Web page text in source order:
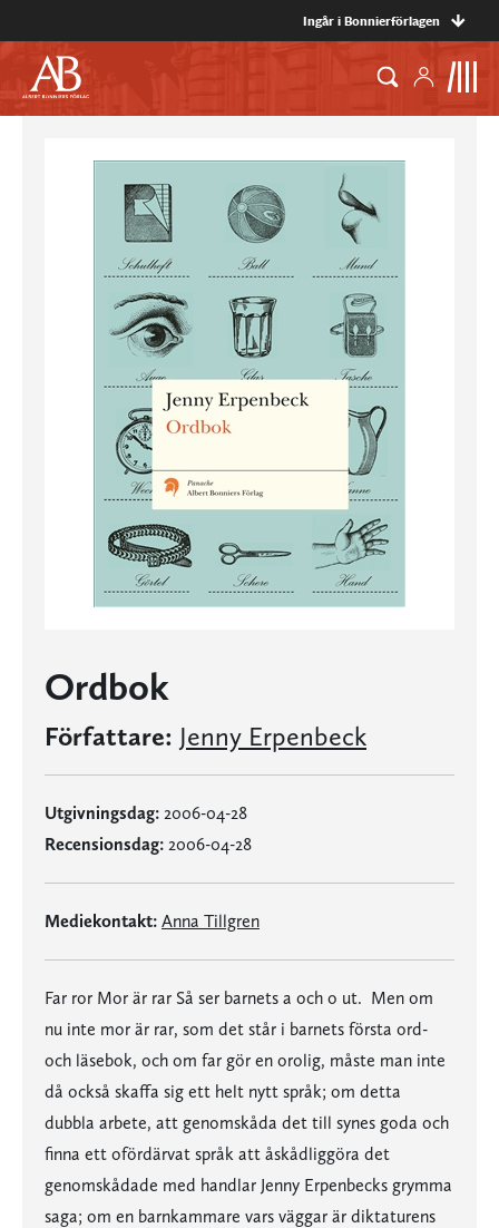
Ingår i Bonnierförlagen
Ordbok
Författare: Jenny Erpenbeck
Utgivningsdag: 2006-04-28
Recensionsdag: 2006-04-28
Mediekontakt: Anna Tillgren
Far ror Mor är rar Så ser barnets a och o ut. Men om
nu inte mor är rar, som det står i barnets första ord-
och läsebok, och om far gör en orolig, måste man inte
då också skaffa sig ett helt nytt språk; om detta
dubbla arbete, att genomskåda det till synes goda och
finna ett ofördärvat språk att åskådliggöra det
genomskådade med handlar Jenny Erpenbecks grymma
saga; om en barnkammare vars väggar är diktaturens